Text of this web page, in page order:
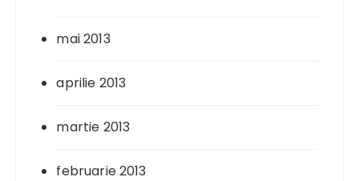
mai 2013
aprilie 2013
martie 2013
februarie 2013